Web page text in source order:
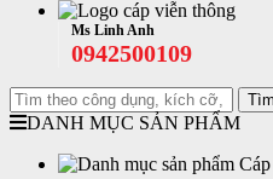
Ms Linh Anh
0942500109
DANH MỤC SẢN PHẨM